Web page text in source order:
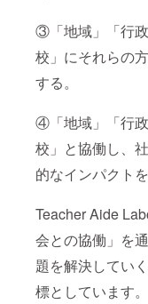
③「地域」「行
校」にそれらの
する。
④「地域」「行
校」と協働し、
的なインパクトを
Teacher Aide
会との協働」を
題を解決してい
標としています